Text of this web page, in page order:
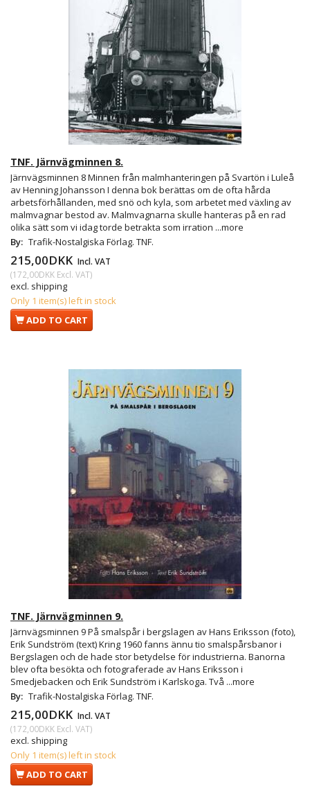
TNF. Järnvägminnen 8.
Järnvägsminnen 8 Minnen från malmhanteringen på Svartön i Luleå
av Henning Johansson I denna bok berättas om de ofta hårda
arbetsförhållanden, med snö och kyla, som arbetet med växling av
malmvagnar bestod av. Malmvagnarna skulle hanteras på en rad
olika sätt som vi idag torde betrakta som irration ...more
By: Trafik-Nostalgiska Förlag. TNF.
215,00DKK Incl. VAT
(172,00DKK Excl. VAT)
excl. shipping
Only 1 item(s) left in stock
ADD TO CART
TNF. Järnvägminnen 9.
Järnvägsminnen 9 På smalspår i bergslagen av Hans Eriksson (foto),
Erik Sundström (text) Kring 1960 fanns ännu tio smalspårsbanor i
Bergslagen och de hade stor betydelse för industrierna. Banorna
blev ofta besökta och fotograferade av Hans Eriksson i
Smedjebacken och Erik Sundström i Karlskoga. Två ...more
By: Trafik-Nostalgiska Förlag. TNF.
215,00DKK Incl. VAT
(172,00DKK Excl. VAT)
excl. shipping
Only 1 item(s) left in stock
ADD TO CART